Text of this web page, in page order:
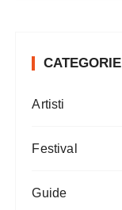
CATEGORIE
Artisti
Festival
Guide